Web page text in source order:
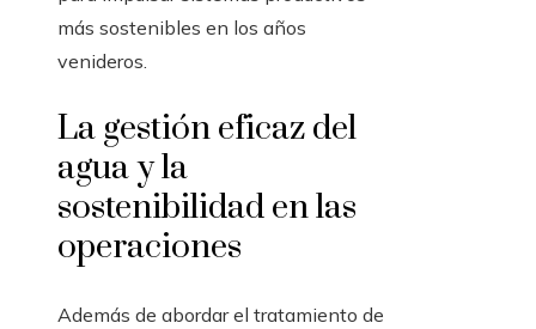
más sostenibles en los años
venideros.
La gestión eficaz del
agua y la
sostenibilidad en las
operaciones
Además de abordar el tratamiento de